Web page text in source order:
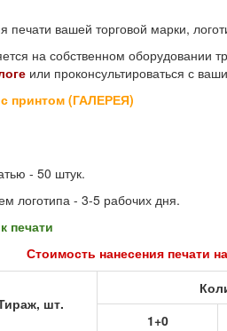
печати вашей торговой марки,
на собственном
или проконсультироваться с
принтом (ГАЛЕРЕЯ)
- 50 штук.
логотипа - 3-5 рабочих дня.
печати
Стоимость нанесения печати
шт.
1+0